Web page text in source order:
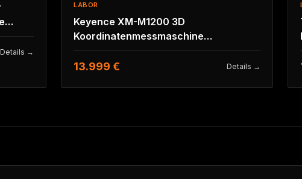
Details →
LABOR
Keyence XM-M1200 3D
Koordinatenmessmaschine
600x300mm ±3µm 4MP
Komplettsystem
13.999 € Details →